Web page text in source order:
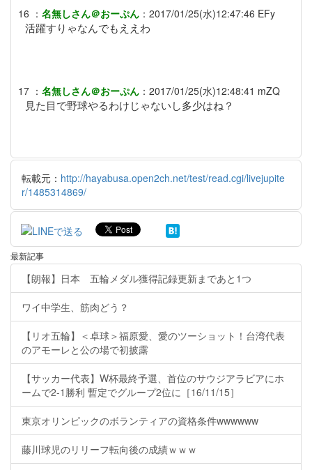
16 ： 名無しさん＠おーぷん ： 2017/01/25(水)12:47:46 EFy
活躍すりゃなんでもええわ
17 ： 名無しさん＠おーぷん ： 2017/01/25(水)12:48:41 mZQ
見た目で野球やるわけじゃないし多少はね？
転載元： http://hayabusa.open2ch.net/test/read.cgi/livejupite
r/1485314869/
最新記事
【朗報】日本 五輪メダル獲得記録更新まであと1つ
ワイ中学生、筋肉どう？
【リオ五輪】＜卓球＞福原愛、愛のツーショット！台湾代表
のアモーレと公の場で初披露
【サッカー代表】W杯最終予選、首位のサウジアラビアにホ
ームで2-1勝利 暫定でグループ2位に［16/11/15］
東京オリンピックのボランティアの資格条件wwwwww
藤川球児のリリーフ転向後の成績ｗｗｗ